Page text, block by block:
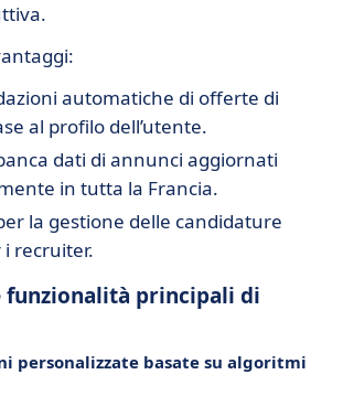
automatiche di offerte di
al profilo dell’utente.
dati di annunci aggiornati
in tutta la Francia.
la gestione delle candidature
recruiter.
funzionalità principali di
personalizzate basate su algoritmi